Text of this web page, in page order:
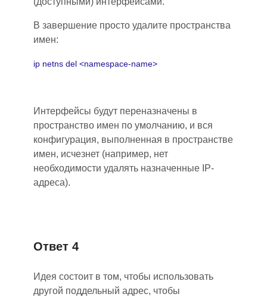
В завершение просто удалите пространства
имен:
ip netns del <namespace-name>
Интерфейсы будут переназначены в
пространство имен по умолчанию, и вся
конфигурация, выполненная в пространстве
имен, исчезнет (например, нет
необходимости удалять назначенные IP-
адреса).
Ответ 4
Идея состоит в том, чтобы использовать
другой поддельный адрес, чтобы